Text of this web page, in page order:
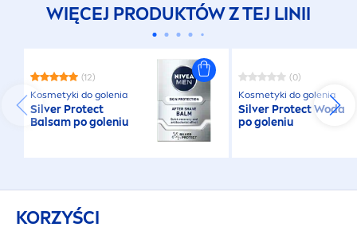
WIĘCEJ PRODUKTÓW Z TEJ LINII
(12)
Kosmetyki do golenia
Silver Protect
Balsam po goleniu
(0)
Kosmetyki do golenia
Silver ProtectWoda
po goleniu
KORZYŚCI